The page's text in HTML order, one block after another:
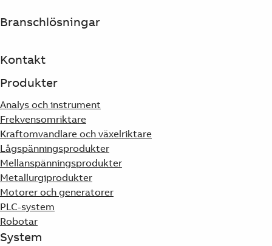
Branschlösningar
Kontakt
Produkter
Analys och instrument
Frekvensomriktare
Kraftomvandlare och växelriktare
Lågspänningsprodukter
Mellanspänningsprodukter
Metallurgiprodukter
Motorer och generatorer
PLC-system
Robotar
System